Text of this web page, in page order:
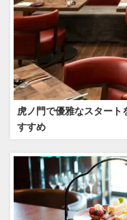
虎ノ門で優雅なスタート
すすめ